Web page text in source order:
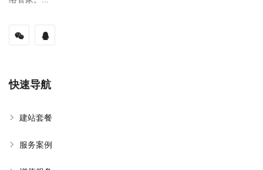
快速导航
建站套餐
服务案例